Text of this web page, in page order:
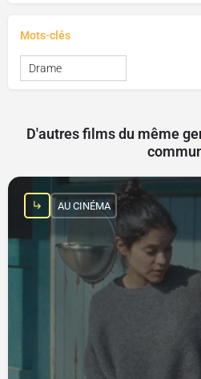
Mots-clés
Drame
D'autres films du même
AU CINÉMA